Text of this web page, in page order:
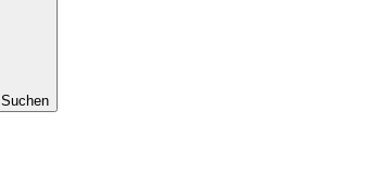
Suchen